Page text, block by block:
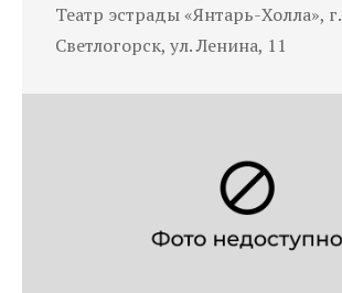
Театр эстрады «Янтарь-Холла», г.
Светлогорск, ул. Ленина, 11